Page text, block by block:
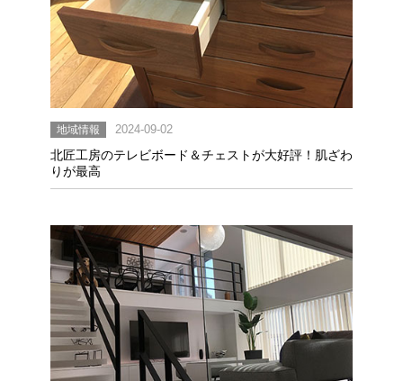
地域情報 2024-09-02
北匠工房のテレビボード＆チェストが大好評！肌ざわ
りが最高